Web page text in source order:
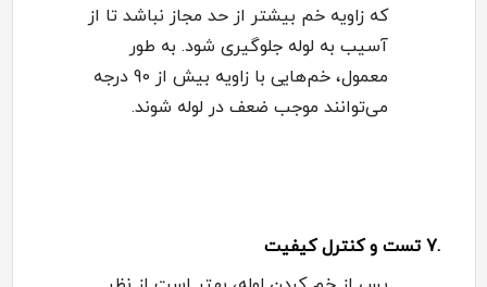
که زاویه خم بیشتر از حد مجاز نباشد تا از
آسیب به لوله جلوگیری شود. به طور
معمول، خم‌هایی با زاویه بیش از 90 درجه
می‌توانند موجب ضعف در لوله شوند.
.7
تست و کنترل کیفیت